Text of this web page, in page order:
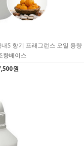
S 향기 프래그런스 오일 용량
향베이스
원